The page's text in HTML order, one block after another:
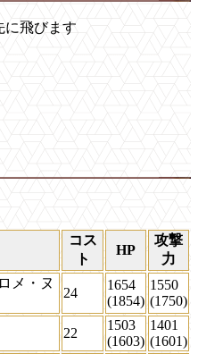
飛びます
コス
ト
HP
攻撃
力
メ・ヌ
24
1654
(1854)
1550
(1750)
22
1503
(1603)
1401
(1601)